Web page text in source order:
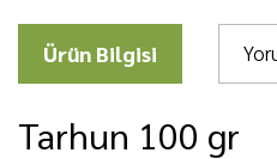
Ürün Bilgisi
Tarhun 100 gr